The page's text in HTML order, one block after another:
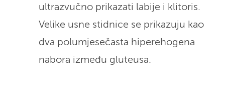
ultrazvučno prikazati labije i klitoris.
Velike usne stidnice se prikazuju kao
dva polumjesečasta hiperehogena
nabora između gluteusa.